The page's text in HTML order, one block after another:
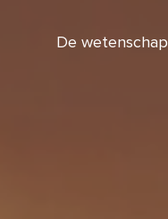
De wetenschap